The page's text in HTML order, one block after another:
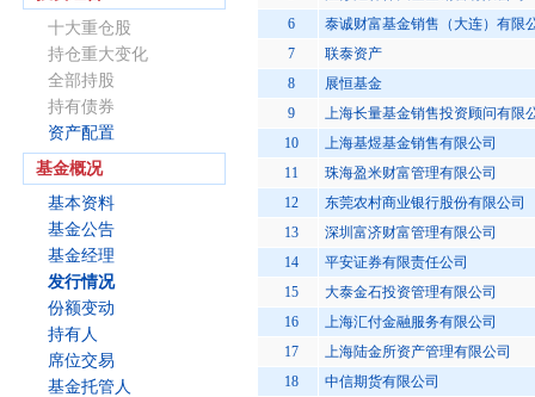
十大重仓股
持仓重大变化
全部持股
持有债券
资产配置
基金概况
基本资料
基金公告
基金经理
发行情况
份额变动
持有人
席位交易
基金托管人
6
泰诚财富基金销售（大连）有限
7
联泰资产
8
展恒基金
9
上海长量基金销售投资顾问有限
10
上海基煜基金销售有限公司
11
珠海盈米财富管理有限公司
12
东莞农村商业银行股份有限公司
13
深圳富济财富管理有限公司
14
平安证券有限责任公司
15
大泰金石投资管理有限公司
16
上海汇付金融服务有限公司
17
上海陆金所资产管理有限公司
18
中信期货有限公司